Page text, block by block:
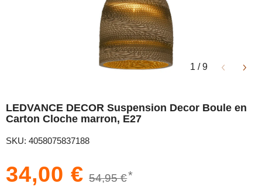
1 / 9
LEDVANCE DECOR Suspension Decor Boule en
Carton Cloche marron, E27
SKU: 4058075837188
34,00 € 54,95 €*